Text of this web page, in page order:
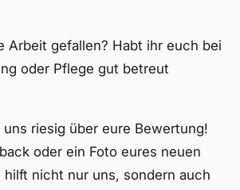
Arbeit gefallen? Habt ihr euch bei
oder Pflege gut betreut
riesig über eure Bewertung!
oder ein Foto eures neuen
hilft nicht nur uns, sondern auch